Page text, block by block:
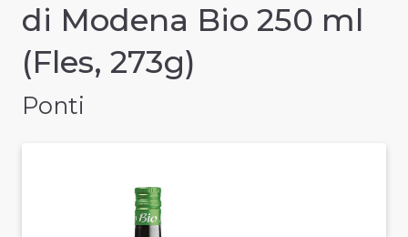
di Modena Bio 250 ml
(Fles, 273g)
Ponti